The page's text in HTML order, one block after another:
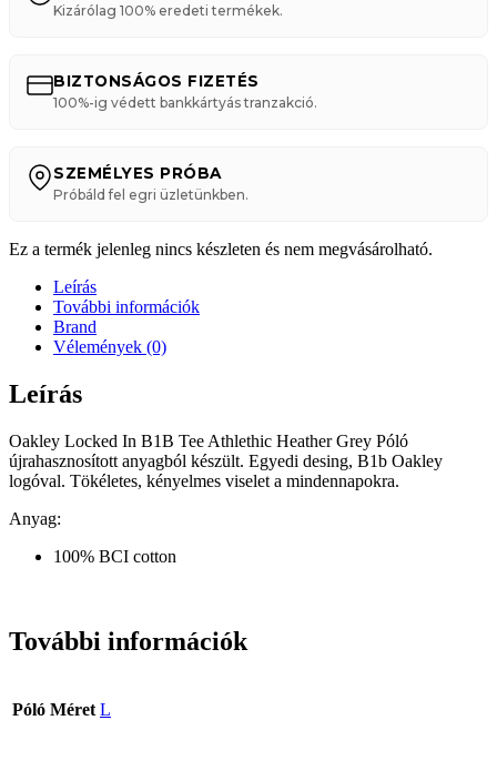
Kizárólag 100% eredeti termékek.
BIZTONSÁGOS FIZETÉS
100%-ig védett bankkártyás tranzakció.
SZEMÉLYES PRÓBA
Próbáld fel egri üzletünkben.
Ez a termék jelenleg nincs készleten és nem megvásárolható.
Leírás
További információk
Brand
Vélemények (0)
Leírás
Oakley Locked In B1B Tee Athlethic Heather Grey Póló
újrahasznosított anyagból készült. Egyedi desing, B1b Oakley
logóval. Tökéletes, kényelmes viselet a mindennapokra.
Anyag:
100% BCI cotton
További információk
Póló Méret L